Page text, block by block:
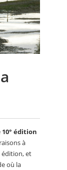
10° édition
à
édition, et
où la